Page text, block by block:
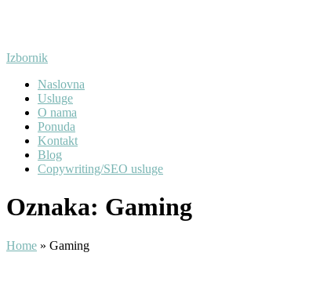
Izbornik
Naslovna
Usluge
O nama
Ponuda
Kontakt
Blog
Copywriting/SEO usluge
Oznaka: Gaming
Home » Gaming